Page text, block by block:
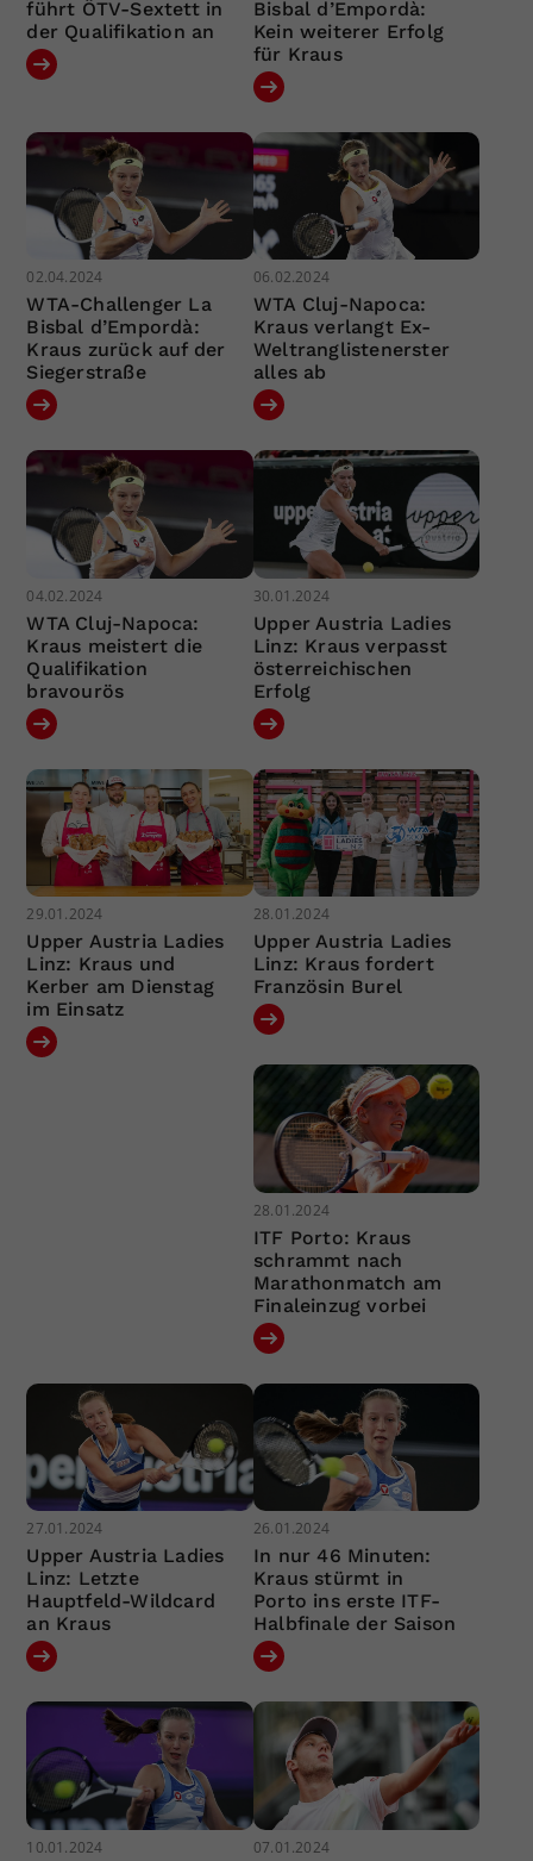
führt ÖTV-Sextett in
der Qualifikation an
Bisbal d’Empordà:
Kein weiterer Erfolg
für Kraus
02.04.2024
WTA-Challenger La
Bisbal d’Empordà:
Kraus zurück auf der
Siegerstraße
06.02.2024
WTA Cluj-Napoca:
Kraus verlangt Ex-
Weltranglistenerster
alles ab
04.02.2024
WTA Cluj-Napoca:
Kraus meistert die
Qualifikation
bravourös
30.01.2024
Upper Austria Ladies
Linz: Kraus verpasst
österreichischen
Erfolg
29.01.2024
Upper Austria Ladies
Linz: Kraus und
Kerber am Dienstag
im Einsatz
28.01.2024
Upper Austria Ladies
Linz: Kraus fordert
Französin Burel
28.01.2024
ITF Porto: Kraus
schrammt nach
Marathonmatch am
Finaleinzug vorbei
27.01.2024
Upper Austria Ladies
Linz: Letzte
Hauptfeld-Wildcard
an Kraus
26.01.2024
In nur 46 Minuten:
Kraus stürmt in
Porto ins erste ITF-
Halbfinale der Saison
10.01.2024 07.01.2024